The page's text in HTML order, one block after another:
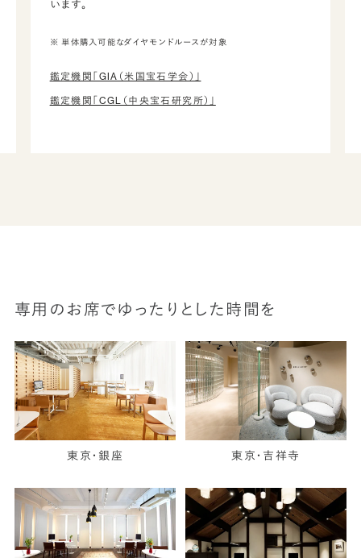
います。
※ 単体購入可能なダイヤモンドルースが対象
鑑定機関「GIA（米国宝石学会）」
鑑定機関「CGL（中央宝石研究所）」
専用のお席でゆったりとした時間を
東京・銀座 東京・吉祥寺